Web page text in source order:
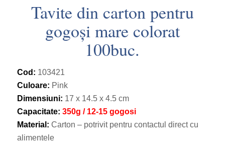
Tavite din carton pentru
gogoși mare colorat
100buc.
Cod: 103421
Culoare: Pink
Dimensiuni: 17 x 14.5 x 4.5 cm
Capacitate: 350g / 12-15 gogosi
Material: Carton – potrivit pentru contactul direct cu
alimentele